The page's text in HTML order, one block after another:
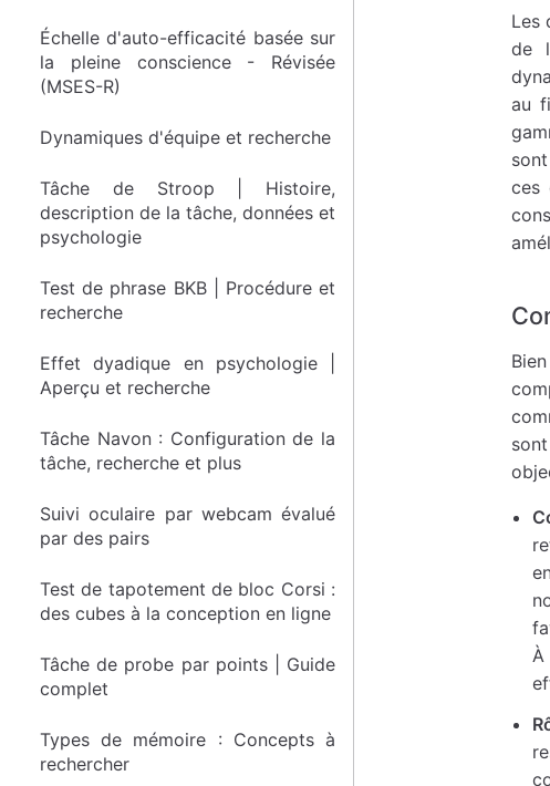
Échelle d'auto-efficacité basée sur
la pleine conscience - Révisée
(MSES-R)
Dynamiques d'équipe et recherche
Tâche de Stroop | Histoire,
description de la tâche, données et
psychologie
Test de phrase BKB | Procédure et
recherche
Effet dyadique en psychologie |
Aperçu et recherche
Tâche Navon : Configuration de la
tâche, recherche et plus
Suivi oculaire par webcam évalué
par des pairs
Test de tapotement de bloc Corsi :
des cubes à la conception en ligne
Tâche de probe par points | Guide
complet
Types de mémoire : Concepts à
rechercher
Les
de
au
ces